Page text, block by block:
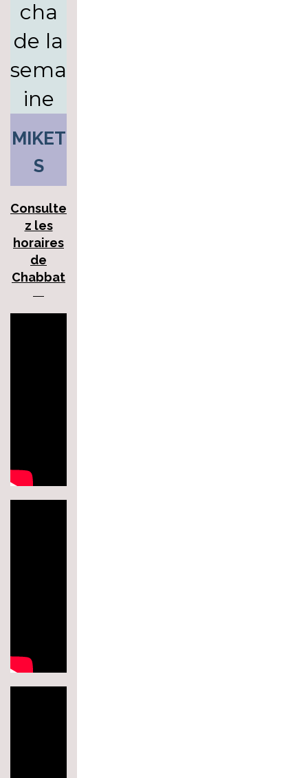
cha
de la
sema
ine
MIKET
S
Consulte
z les
horaires
de
Chabbat